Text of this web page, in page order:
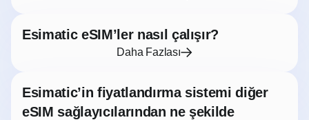
Esimatic eSIM’ler nasıl çalışır?
Daha Fazlası
Esimatic’in fiyatlandırma sistemi diğer
eSIM sağlayıcılarından ne şekilde